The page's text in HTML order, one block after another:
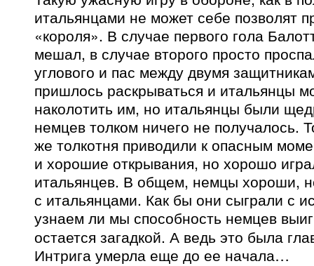
итальянцами не может себе позволят
«короля». В случае первого гола
мешал, в случае второго просто
углового и пас между двумя
пришлось раскрываться и итальянцы
наколотить им, но итальянцы были
немцев толком ничего не получалось.
же толкотня приводили к опасным
и хорошие открывания, но хорошо
итальянцев. В общем, немцы хороши,
с итальянцами. Как бы они сыграли с
узнаем ли мы способность немцев
остается загадкой. А ведь это была
Интрига умерла еще до ее начала…